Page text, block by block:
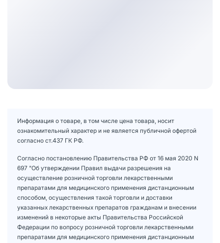
Информация о товаре, в том числе цена товара, носит
ознакомительный характер и не является публичной офертой
согласно ст.437 ГК РФ.
Согласно постановлению Правительства РФ от 16 мая 2020 N
697 "Об утверждении Правил выдачи разрешения на
осуществление розничной торговли лекарственными
препаратами для медицинского применения дистанционным
способом, осуществления такой торговли и доставки
указанных лекарственных препаратов гражданам и внесении
изменений в некоторые акты Правительства Российской
Федерации по вопросу розничной торговли лекарственными
препаратами для медицинского применения дистанционным